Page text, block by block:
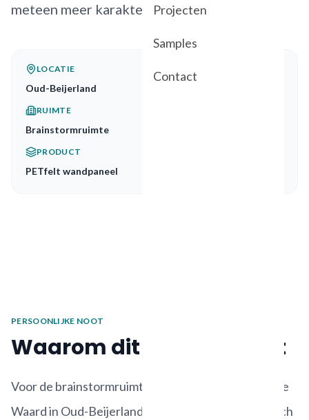
Projecten
Samples
Contact
meteen meer karakter.
LOCATIE
Oud-Beijerland
RUIMTE
Brainstormruimte
PRODUCT
PETfelt wandpaneel
PERSOONLIJKE NOOT
Waarom dit project werkt
Voor de brainstormruimte van Gemeente Hoeksche
Waard in Oud-Beijerland maakten we een akoestisch